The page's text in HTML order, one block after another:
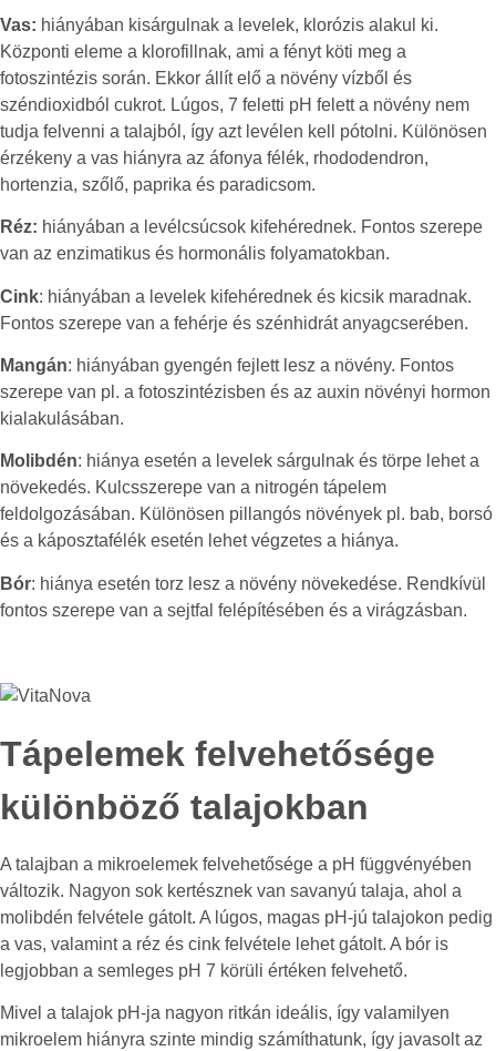
Vas: hiányában kisárgulnak a levelek, klorózis alakul ki.
Központi eleme a klorofillnak, ami a fényt köti meg a
fotoszintézis során. Ekkor állít elő a növény vízből és
széndioxidból cukrot. Lúgos, 7 feletti pH felett a növény nem
tudja felvenni a talajból, így azt levélen kell pótolni. Különösen
érzékeny a vas hiányra az áfonya félék, rhododendron,
hortenzia, szőlő, paprika és paradicsom.
Réz: hiányában a levélcsúcsok kifehérednek. Fontos szerepe
van az enzimatikus és hormonális folyamatokban.
Cink: hiányában a levelek kifehérednek és kicsik maradnak.
Fontos szerepe van a fehérje és szénhidrát anyagcserében.
Mangán: hiányában gyengén fejlett lesz a növény. Fontos
szerepe van pl. a fotoszintézisben és az auxin növényi hormon
kialakulásában.
Molibdén: hiánya esetén a levelek sárgulnak és törpe lehet a
növekedés. Kulcsszerepe van a nitrogén tápelem
feldolgozásában. Különösen pillangós növények pl. bab, borsó
és a káposztafélék esetén lehet végzetes a hiánya.
Bór: hiánya esetén torz lesz a növény növekedése. Rendkívül
fontos szerepe van a sejtfal felépítésében és a virágzásban.
Tápelemek felvehetősége
különböző talajokban
A talajban a mikroelemek felvehetősége a pH függvényében
változik. Nagyon sok kertésznek van savanyú talaja, ahol a
molibdén felvétele gátolt. A lúgos, magas pH-jú talajokon pedig
a vas, valamint a réz és cink felvétele lehet gátolt. A bór is
legjobban a semleges pH 7 körüli értéken felvehető.
Mivel a talajok pH-ja nagyon ritkán ideális, így valamilyen
mikroelem hiányra szinte mindig számíthatunk, így javasolt az